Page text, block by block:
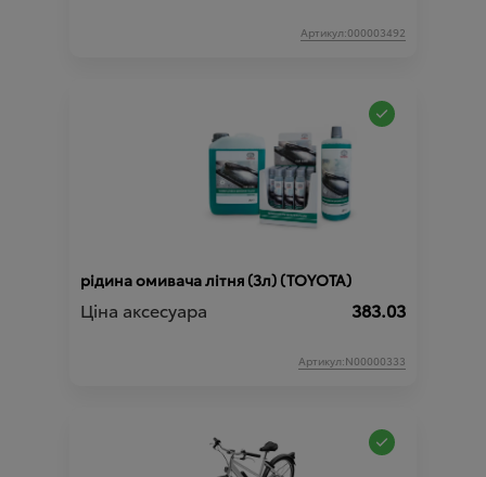
Артикул:000003492
рідина омивача літня (3л) (TOYOTA)
Ціна аксесуара 383.03
Артикул:N00000333